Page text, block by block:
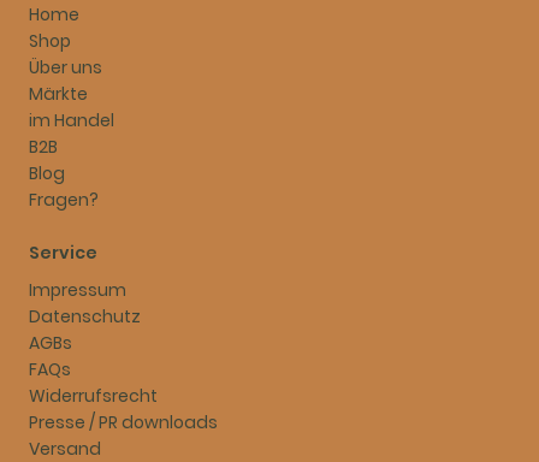
Home
Shop
Über uns
Märkte
im Handel
B2B
Blog
Fragen?
Service
Impressum
Datenschutz
AGBs
FAQs
Widerrufsrecht
Presse / PR downloads
Versand